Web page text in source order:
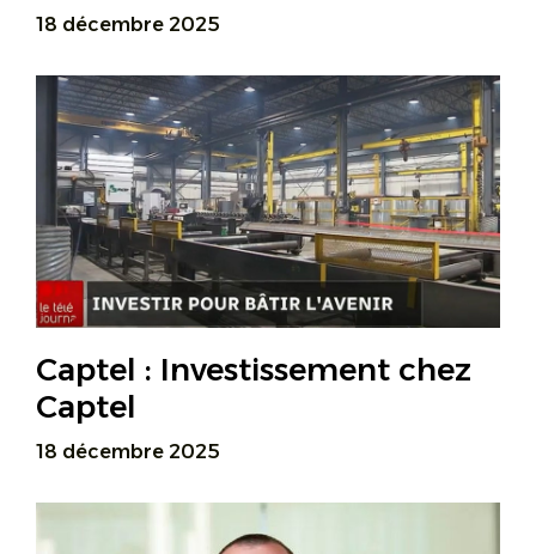
18 décembre 2025
Captel : Investissement chez
Captel
18 décembre 2025